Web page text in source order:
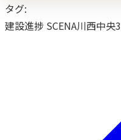
タグ:
建設進捗 SCENA川西中央3